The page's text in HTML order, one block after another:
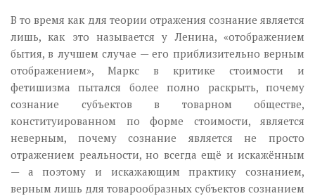
В то время как для теории отражения сознание является
лишь, как это называется у Ленина, «отображением
бытия, в лучшем случае — его приблизительно верным
отображением», Маркс в критике стоимости и
фетишизма пытался более полно раскрыть, почему
сознание субъектов в товарном обществе,
конституированном по форме стоимости, является
неверным, почему сознание является не просто
отражением реальности, но всегда ещё и искажённым
— а поэтому и искажающим практику сознанием,
верным лишь для товарообразных субъектов сознанием